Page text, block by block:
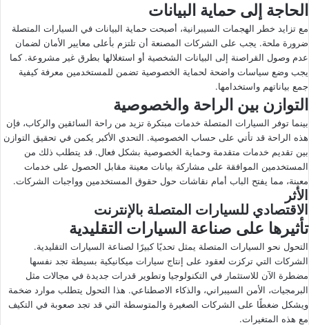
الحاجة إلى حماية البيانات
مع تزايد خطر الهجمات السيبرانية، أصبحت حماية البيانات في السيارات المتصلة
ضرورة ملحة. يجب على الشركات المصنعة أن تلتزم بأعلى معايير الأمان لضمان
عدم وصول القراصنة إلى البيانات الشخصية أو استغلالها بطرق غير مشروعة. كما
يجب وضع سياسات واضحة لحماية الخصوصية تضمن للمستخدمين معرفة كيفية
جمع بياناتهم واستخدامها.
التوازن بين الراحة والخصوصية
بينما توفر السيارات المتصلة خدمات مبتكرة تزيد من راحة السائقين والركاب، فإن
هذه الراحة قد تأتي على حساب الخصوصية. التحدي الأكبر يكمن في تحقيق التوازن
بين تقديم خدمات متقدمة وحماية الخصوصية بشكل فعال. قد يتطلب ذلك من
المستخدمين الموافقة على مشاركة بيانات معينة مقابل الحصول على خدمات
معينة، مما يفتح الباب أمام نقاشات حول حقوق المستخدمين وواجبات الشركات.
الأثر
الاقتصادي للسيارات المتصلة بالإنترنت
تأثيرها على صناعة السيارات التقليدية
التحول نحو السيارات المتصلة يمثل تحديًا كبيرًا لصناعة السيارات التقليدية.
الشركات التي تركزت لعقود على إنتاج سيارات ميكانيكية بسيطة تجد نفسها
مضطرة الآن للاستثمار في التكنولوجيا وتطوير قدرات جديدة في مجالات مثل
البرمجيات، الأمن السيبراني، والذكاء الاصطناعي. هذا التحول يتطلب موارد ضخمة
ويشكل ضغطًا على الشركات الصغيرة والمتوسطة التي قد تجد صعوبة في التكيف
مع هذه المتغيرات.